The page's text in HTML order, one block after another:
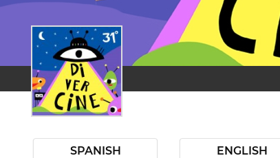
SPANISH ENGLISH